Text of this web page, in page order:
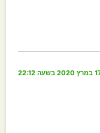
בשעה 22:12